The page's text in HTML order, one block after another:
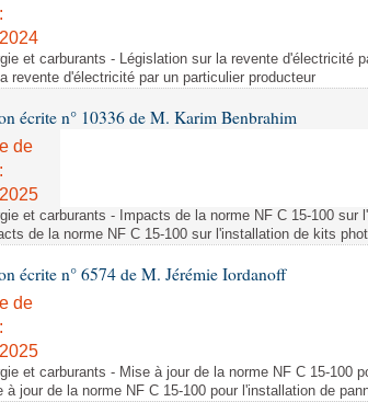
et carburants - Législation sur la revente d'électricité
revente d'électricité par un particulier producteur
écrite n° 10336 de M. Karim Benbrahim
de
et carburants - Impacts de la norme NF C 15-100
de la norme NF C 15-100 sur l'installation de kits
écrite n° 6574 de M. Jérémie Iordanoff
de
et carburants - Mise à jour de la norme NF C 15-100
à jour de la norme NF C 15-100 pour l'installation de